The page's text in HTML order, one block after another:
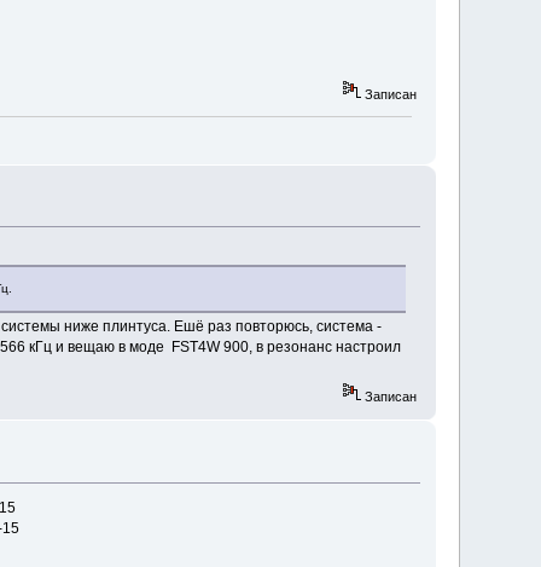
Записан
ниже плинтуса. Ешё раз повторюсь, система -
кГц и вещаю в моде FST4W 900, в резонанс настроил
Записан